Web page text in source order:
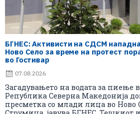
БГНЕС: Aктивисти на СДСМ
Ново Село за време на протест
во Гостивар
07.08.2026
Загадувањето на водата за пиење
Република Северна Македонија
пресметка со млади лица во Ново